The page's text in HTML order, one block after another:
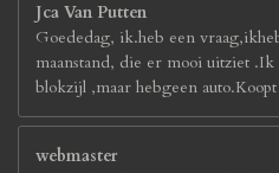
Jca Van Putten
Goededag, ik.heb een
maanstand, die er mooi uitziet
blokzijl ,maar hebgeen
webmaster